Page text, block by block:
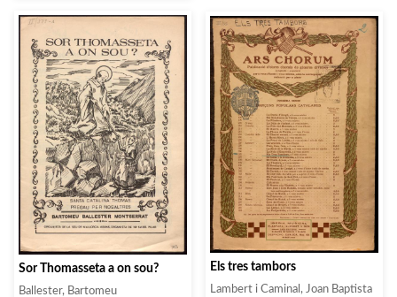
Sor Thomasseta a on sou?
Ballester, Bartomeu
Els tres tambors
Lambert i Caminal, Joan Baptista